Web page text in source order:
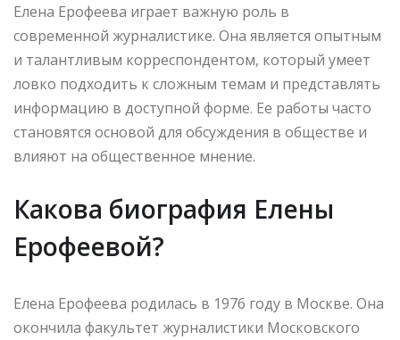
Елена Ерофеева играет важную роль в
современной журналистике. Она является опытным
и талантливым корреспондентом, который умеет
ловко подходить к сложным темам и представлять
информацию в доступной форме. Ее работы часто
становятся основой для обсуждения в обществе и
влияют на общественное мнение.
Какова биография Елены
Ерофеевой?
Елена Ерофеева родилась в 1976 году в Москве. Она
окончила факультет журналистики Московского